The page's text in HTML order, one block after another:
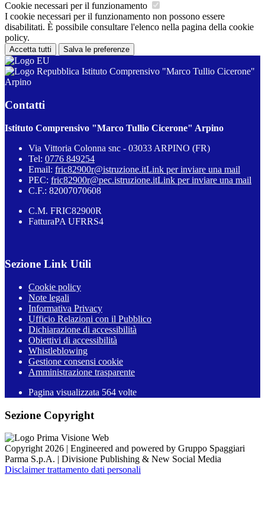
Cookie necessari per il funzionamento
I cookie necessari per il funzionamento non possono essere
disabilitati. È possibile consultare l'elenco nella pagina della cookie
policy.
Accetta tutti Salva le preferenze
Istituto Comprensivo "Marco Tullio Cicerone"
Arpino
Contatti
Istituto Comprensivo "Marco Tullio Cicerone" Arpino
Via Vittoria Colonna snc - 03033 ARPINO (FR)
Tel: 0776 849254
Email: fric82900r@istruzione.itLink per inviare una mail
PEC: fric82900r@pec.istruzione.itLink per inviare una mail
C.F.: 82007070608
C.M. FRIC82900R
FatturaPA UFRRS4
Sezione Link Utili
Cookie policy
Note legali
Informativa Privacy
Ufficio Relazioni con il Pubblico
Dichiarazione di accessibilità
Obiettivi di accessibilità
Whistleblowing
Gestione consensi cookie
Amministrazione trasparente
Pagina visualizzata 564 volte
Sezione Copyright
Copyright 2026 | Engineered and powered by Gruppo Spaggiari
Parma S.p.A. | Divisione Publishing & New Social Media
Disclaimer trattamento dati personali